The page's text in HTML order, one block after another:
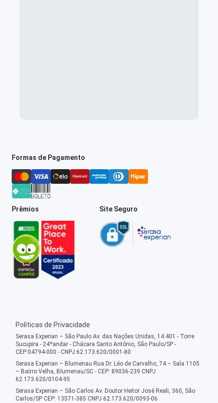
Formas de Pagamento
Prêmios Site Seguro
Políticas de Privacidade
Serasa Experian – São Paulo Av. das Nações Unidas, 14.401 - Torre
Sucupira - 24ºandar - Chácara Santo Antônio, São Paulo/SP -
CEP:04794-000 - CNPJ 62.173.620/0001-80
Serasa Experian – Blumenau Rua Dr. Léo de Carvalho, 74 – Sala 1105
– Bairro Velha, Blumenau/SC - CEP: 89036-239 CNPJ
62.173.620/0104-95
Serasa Experian – São Carlos Av. Doutor Heitor José Reali, 360, São
Carlos/SP CEP: 13571-385 CNPJ 62.173.620/0093-06